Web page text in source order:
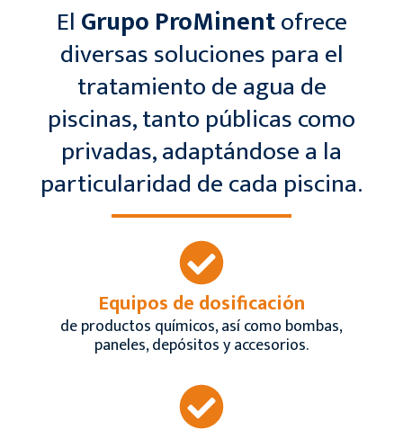
ElGrupo ProMinentofrece
diversas soluciones para el
tratamiento de agua de
piscinas, tanto públicas como
privadas, adaptándose a la
particularidad de cada piscina.
Equipos de dosificación
de productos químicos, así como bombas,
paneles, depósitos y accesorios.